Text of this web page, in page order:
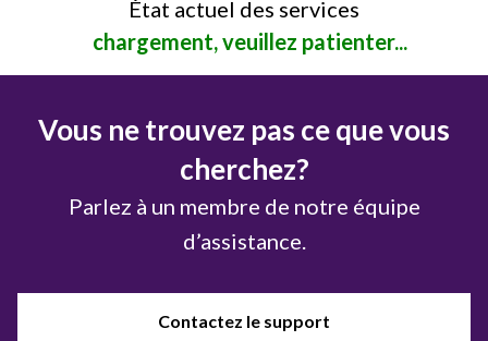
État actuel des services
chargement, veuillez patienter...
Vous ne trouvez pas ce que vous
cherchez?
Parlez à un membre de notre équipe
d’assistance.
Contactez le support